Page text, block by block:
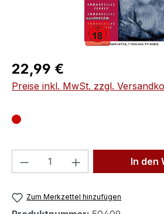
Regulärer Preis:
22,99 €
Preise inkl. MwSt. zzgl.
Produkt Anzahl: GibIn den
Zum Merkzettel hinzufügen